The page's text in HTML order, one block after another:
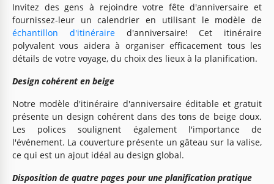
Invitez des gens à rejoindre votre fête d'anniversaire et
fournissez-leur un calendrier en utilisant le modèle de
échantillon d'itinéraired'anniversaire! Cet itinéraire
polyvalent vous aidera à organiser efficacement tous les
détails de votre voyage, du choix des lieux à la planification.
Design cohérent en beige
Notre modèle d'itinéraire d'anniversaire éditable et gratuit
présente un design cohérent dans des tons de beige doux.
Les polices soulignent également l'importance de
l'événement. La couverture présente un gâteau sur la valise,
ce qui est un ajout idéal au design global.
Disposition de quatre pages pour une planification pratique